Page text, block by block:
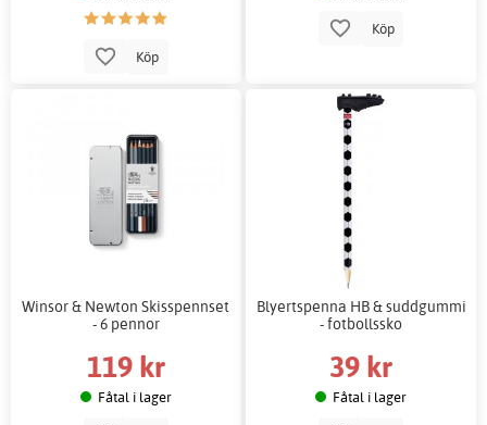
Köp
Köp
Winsor & Newton Skisspennset
- 6 pennor
119 kr
Fåtal i lager
Blyertspenna HB & suddgummi
- fotbollssko
39 kr
Fåtal i lager